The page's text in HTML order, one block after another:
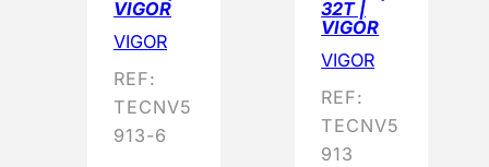
VIGOR
VIGOR
REF:
TECNV5
913-6
32T |
VIGOR
VIGOR
REF:
TECNV5
913